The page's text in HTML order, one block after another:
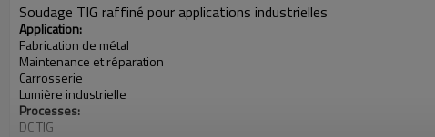
Soudage TIG raffiné pour applications industrielles
Application:
Fabrication de métal
Maintenance et réparation
Carrosserie
Lumière industrielle
Processes:
DC TIG